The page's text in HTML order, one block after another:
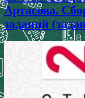
Артасова.
заданий